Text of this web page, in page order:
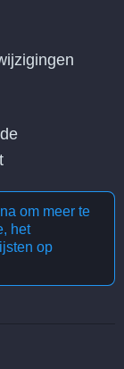
om meer te
het
op